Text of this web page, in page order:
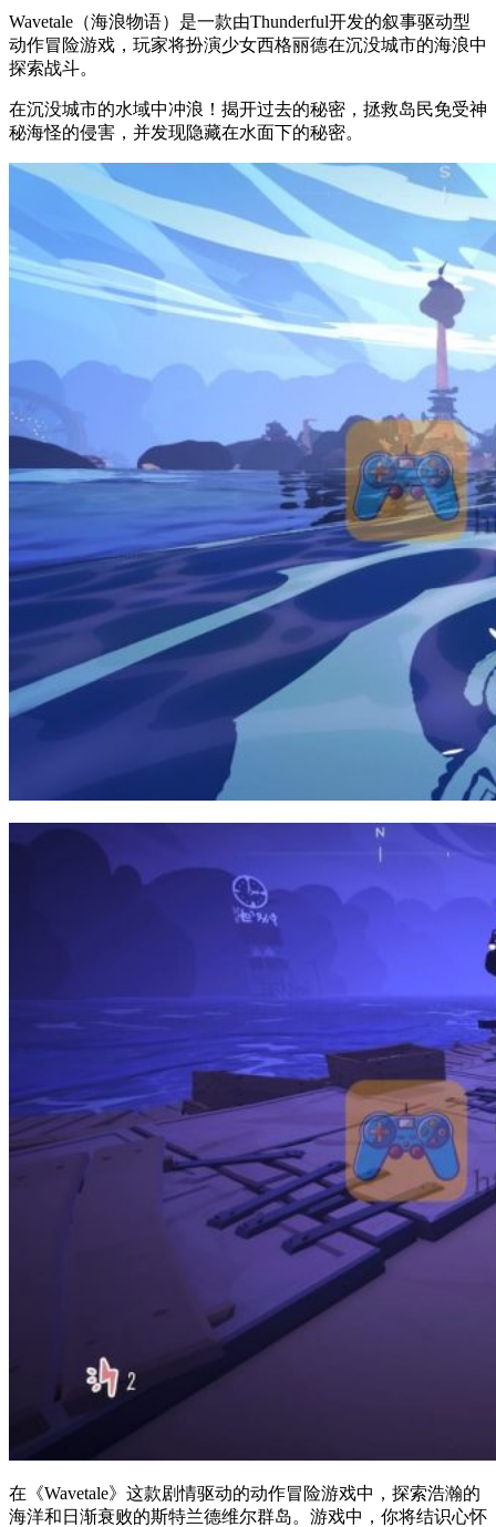
Wavetale（海浪物语）是一款由Thunderful开发的叙事驱动型
动作冒险游戏，玩家将扮演少女西格丽德在沉没城市的海浪中
探索战斗。
在沉没城市的水域中冲浪！揭开过去的秘密，拯救岛民免受神
秘海怪的侵害，并发现隐藏在水面下的秘密。
在《Wavetale》这款剧情驱动的动作冒险游戏中，探索浩瀚的
海洋和日渐衰败的斯特兰德维尔群岛。游戏中，你将结识心怀